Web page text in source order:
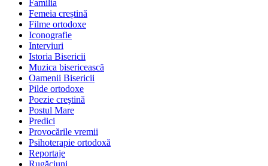
Familia
Femeia creștină
Filme ortodoxe
Iconografie
Interviuri
Istoria Bisericii
Muzica bisericească
Oamenii Bisericii
Pilde ortodoxe
Poezie creştină
Postul Mare
Predici
Provocările vremii
Psihoterapie ortodoxă
Reportaje
Rugăciuni